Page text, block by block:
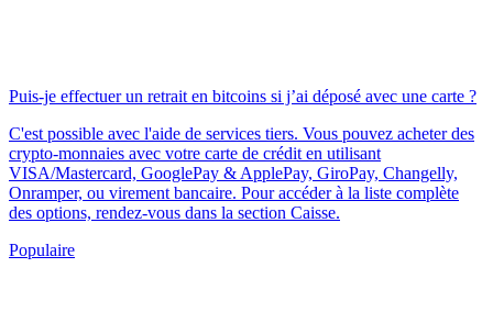
Puis-je effectuer un retrait en bitcoins si j’ai déposé avec une carte ?
C'est possible avec l'aide de services tiers. Vous pouvez acheter des
crypto-monnaies avec votre carte de crédit en utilisant
VISA/Mastercard, GooglePay & ApplePay, GiroPay, Changelly,
Onramper, ou virement bancaire. Pour accéder à la liste complète
des options, rendez-vous dans la section Caisse.
Populaire